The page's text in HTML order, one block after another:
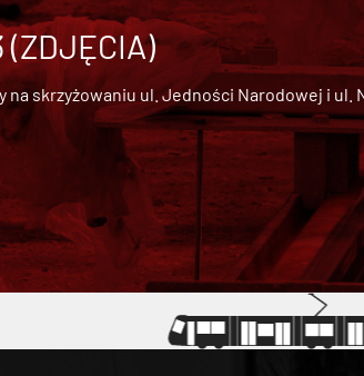
skrzyżowaniu ul. Jedności Narodowej i ul.